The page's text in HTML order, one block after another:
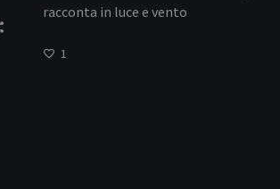
racconta in luce e vento
1